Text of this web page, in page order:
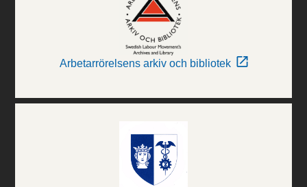
Arbetarrörelsens arkiv och bibliotek